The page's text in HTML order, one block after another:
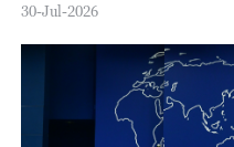
30-Jul-2026